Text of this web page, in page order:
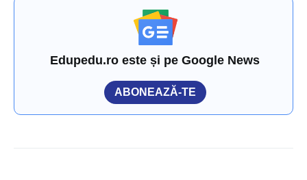
Edupedu.ro este și pe Google News
ABONEAZĂ-TE